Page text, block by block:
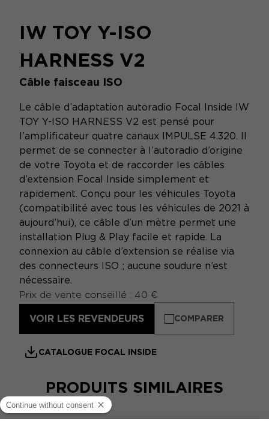
IW TOY Y-ISO
HARNESS V2
Câble faisceau ISO
Le câble d’adaptation autoradio Focal Inside IW
TOY Y-ISO HARNESS V2 est pensé pour
l’amplificateur quatre canaux IMPULSE 4.320. Il
permet de se connecter à l’autoradio d’origine
de votre Toyota et de raccorder les câbles
d’extension Focal Inside simplement et
rapidement. Conçu pour les véhicules Toyota
(compatibilité avec tous les véhicules de 2021 à
aujourd’hui), ce câble d’un mètre permet une
installation Plug & Play facile et rapide. La
connexion au câble d’extension se réalise via
des connecteurs ISO ; aucune soudure n’est
nécessaire.
Prix de vente conseillé : 40 €
VOIR LES REVENDEURS COMPARER
CATALOGUE FOCAL INSIDE
PRODUITS SIMILAIRES